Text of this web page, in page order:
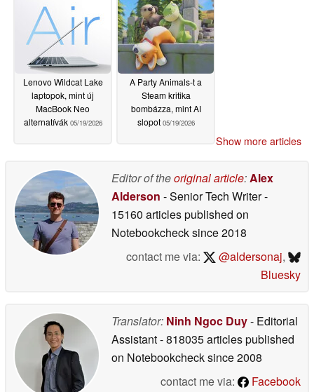
OLED kijelzővel RTX
5070 12 GB-os és
1100 nit OLED
kijelzővel
05/20/2026
05/20/2026
Lenovo Wildcat Lake
laptopok, mint új
MacBook Neo
alternatívák 05/19/2026
A Party Animals-t a
Steam kritika
bombázza, mint AI
slopot 05/19/2026
Show more articles
Editor of theoriginal article:Alex
Alderson - Senior Tech Writer-
15160 articles published on
Notebookchecksince 2018
contact me via:
@aldersonaj,
Bluesky
Translator: Ninh Ngoc Duy- Editorial
Assistant- 818035 articles published
on Notebookchecksince 2008
contact me via:
Facebook